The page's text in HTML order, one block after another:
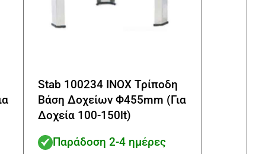
Stab 100234 INOX Τρίποδη
Βάση Δοχείων Φ455mm (Για
Δοχεία 100-150lt)
Παράδοση 2-4 ημέρες